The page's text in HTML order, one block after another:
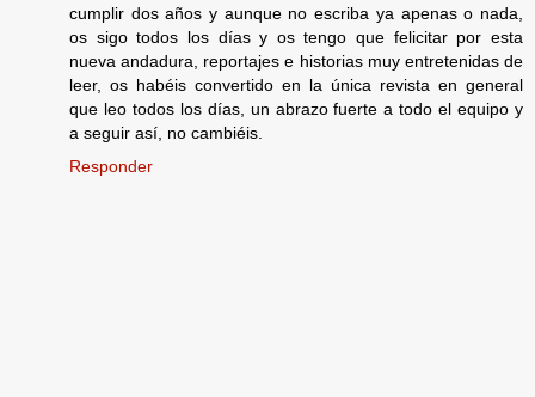
cumplir dos años y aunque no escriba ya apenas o nada,
os sigo todos los días y os tengo que felicitar por esta
nueva andadura, reportajes e historias muy entretenidas de
leer, os habéis convertido en la única revista en general
que leo todos los días, un abrazo fuerte a todo el equipo y
a seguir así, no cambiéis.
Responder